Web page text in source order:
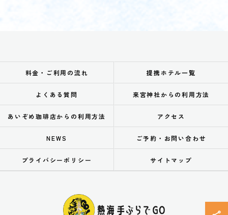
料金・ご利用の流れ 提携ホテル一覧
よくある質問 来宮神社からの利用方法
あいぞめ珈琲店からの利用方法 アクセス
NEWS ご予約・お問い合わせ
プライバシーポリシー サイトマップ